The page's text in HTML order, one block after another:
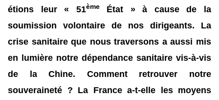
étions leur « 51èmeÉtat » à cause de la
soumission volontaire de nos dirigeants. La
crise sanitaire que nous traversons a aussi mis
en lumière notre dépendance sanitaire vis-à-vis
de la Chine. Comment retrouver notre
souveraineté ? La France a-t-elle les moyens